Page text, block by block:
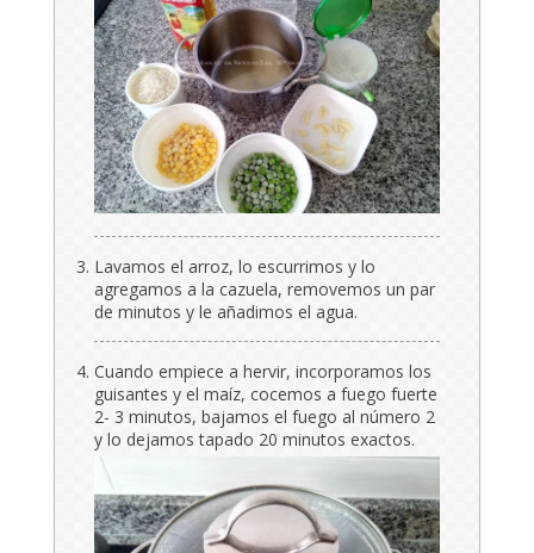
Lavamos el arroz, lo escurrimos y lo
agregamos a la cazuela, removemos un par
de minutos y le añadimos el agua.
Cuando empiece a hervir, incorporamos los
guisantes y el maíz, cocemos a fuego fuerte
2- 3 minutos, bajamos el fuego al número 2
y lo dejamos tapado 20 minutos exactos.